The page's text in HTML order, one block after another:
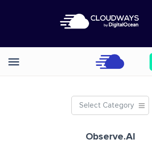
Categories
Select Category
Observe.AI